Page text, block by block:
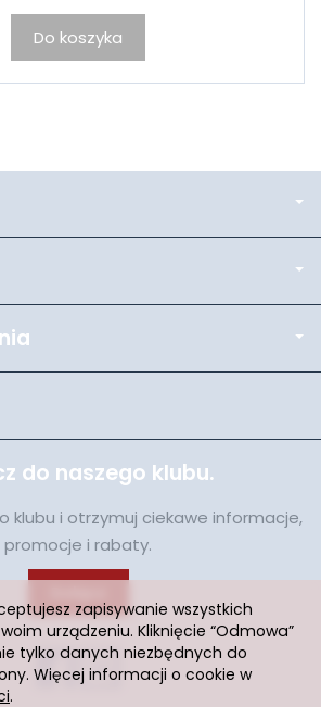
Do koszyka
do naszego klubu.
klubu i otrzymuj ciekawe informacje,
promocje i rabaty.
zapisywanie wszystkich
urządzeniu. Kliknięcie “Odmowa”
tylko danych niezbędnych do
Więcej informacji o cookie w
.